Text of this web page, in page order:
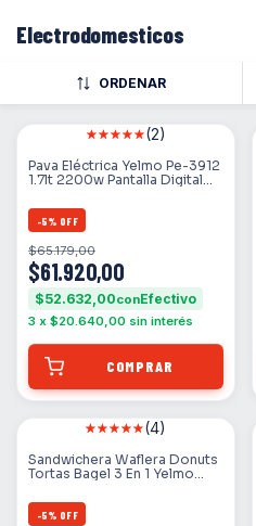
Electrodomesticos
ORDENAR
(2)
Pava Eléctrica Yelmo Pe-3912
1.7lt 2200w Pantalla Digital
-5% OFF
$61.920,00
$65.179,00
$52.632,00con
3 x $20.640,00 sin interés
(4)
Sandwichera Waflera Donuts
Tortas Bagel 3 En 1 Yelmo
-5% OFF